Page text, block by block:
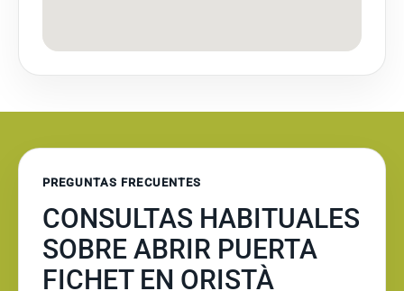
PREGUNTAS FRECUENTES
CONSULTAS HABITUALES
SOBRE ABRIR PUERTA
FICHET EN ORISTÀ